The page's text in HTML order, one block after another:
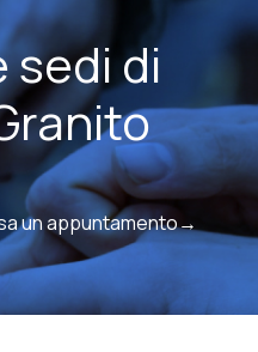
sedi di
un appuntamento→